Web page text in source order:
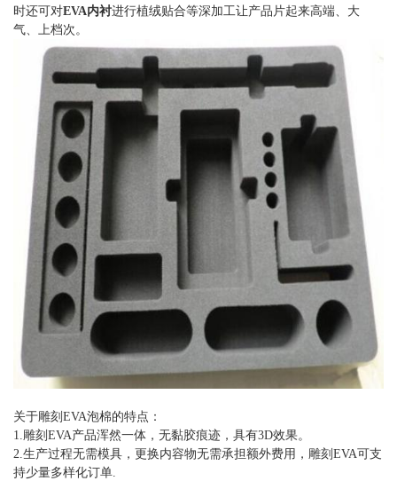
时还可对EVA内衬进行植绒贴合等深加工让产品片起来高端、大
气、上档次。
关于雕刻EVA泡棉的特点：
1.雕刻EVA产品浑然一体，无黏胶痕迹，具有3D效果。
2.生产过程无需模具，更换内容物无需承担额外费用，雕刻EVA可支
持少量多样化订单.